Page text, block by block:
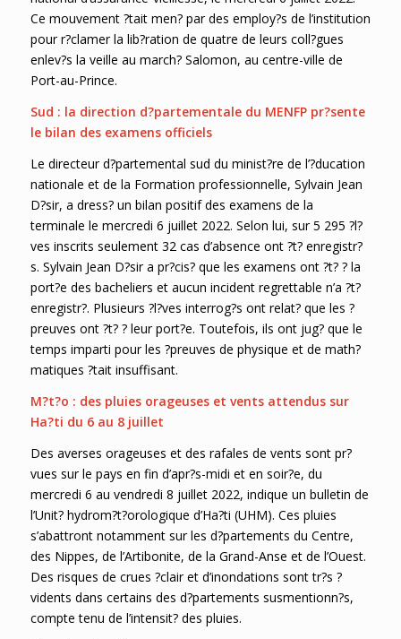
Ce mouvement ?tait men? par des employ?s de l’institution
pour r?clamer la lib?ration de quatre de leurs coll?gues
enlev?s la veille au march? Salomon, au centre-ville de
Port-au-Prince.
Sud : la direction d?partementale du MENFP pr?sente
le bilan des examens officiels
Le directeur d?partemental sud du minist?re de l’?ducation
nationale et de la Formation professionnelle, Sylvain Jean
D?sir, a dress? un bilan positif des examens de la
terminale le mercredi 6 juillet 2022. Selon lui, sur 5 295 ?l?
ves inscrits seulement 32 cas d’absence ont ?t? enregistr?
s. Sylvain Jean D?sir a pr?cis? que les examens ont ?t? ? la
port?e des bacheliers et aucun incident regrettable n’a ?t?
enregistr?. Plusieurs ?l?ves interrog?s ont relat? que les ?
preuves ont ?t? ? leur port?e. Toutefois, ils ont jug? que le
temps imparti pour les ?preuves de physique et de math?
matiques ?tait insuffisant.
M?t?o : des pluies orageuses et vents attendus sur
Ha?ti du 6 au 8 juillet
Des averses orageuses et des rafales de vents sont pr?
vues sur le pays en fin d’apr?s-midi et en soir?e, du
mercredi 6 au vendredi 8 juillet 2022, indique un bulletin de
l’Unit? hydrom?t?orologique d’Ha?ti (UHM). Ces pluies
s’abattront notamment sur les d?partements du Centre,
des Nippes, de l’Artibonite, de la Grand-Anse et de l’Ouest.
Des risques de crues ?clair et d’inondations sont tr?s ?
vidents dans certains des d?partements susmentionn?s,
compte tenu de l’intensit? des pluies.